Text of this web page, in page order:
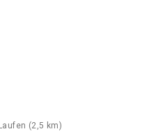
(2,5 km)